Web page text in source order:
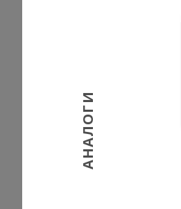
АНАЛОГИ